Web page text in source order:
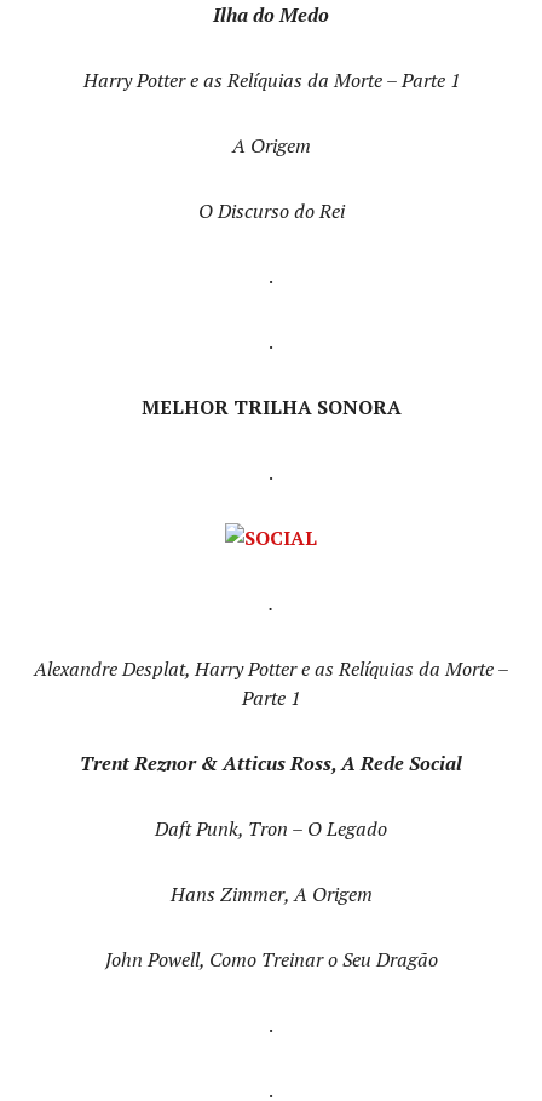
Ilha do Medo
Harry Potter e as Relíquias da Morte – Parte 1
A Origem
O Discurso do Rei
.
.
MELHOR TRILHA SONORA
.
.
Alexandre Desplat, Harry Potter e as Relíquias da Morte –
Parte 1
Trent Reznor & Atticus Ross, A Rede Social
Daft Punk, Tron – O Legado
Hans Zimmer, A Origem
John Powell, Como Treinar o Seu Dragão
.
.